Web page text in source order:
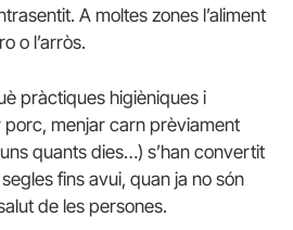
A moltes zones l’aliment
o l’arròs.
pràctiques higièniques i
porc, menjar carn prèviament
quants dies…) s’han convertit
fins avui, quan ja no són
de les persones.